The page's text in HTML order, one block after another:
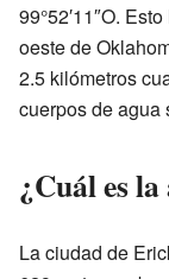
99°52′11″O.
oeste de
2.5 kilómetros
cuerpos de agua
¿Cuál es
La ciudad de